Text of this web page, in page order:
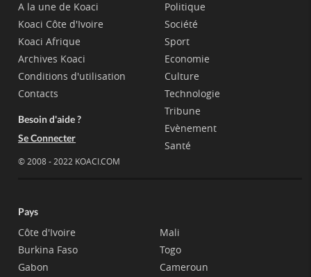
A la une de Koaci
Koaci Côte d'Ivoire
Koaci Afrique
Archives Koaci
Conditions d'utilisation
Contacts
Besoin d'aide ?
Se Connecter
© 2008 - 2022 KOACI.COM
Politique
Société
Sport
Economie
Culture
Technologie
Tribune
Evènement
Santé
Pays
Côte d'Ivoire
Burkina Faso
Gabon
Mali
Togo
Cameroun